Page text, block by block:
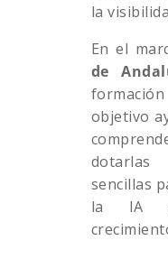
la
En el
de
objetivo
sencillas
la IA